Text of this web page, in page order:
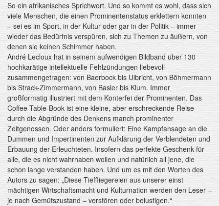
So ein afrikanisches Sprichwort. Und so kommt es wohl, dass sich
viele Menschen, die einen Prominentenstatus erklettern konnten
– sei es im Sport, in der Kultur oder gar in der Politik – immer
wieder das Bedürfnis verspüren, sich zu Themen zu äußern, von
denen sie keinen Schimmer haben.
André Lecloux hat in seinem aufwendigen Bildband über 130
hochkarätige intellektuelle Fehlzündungen liebevoll
zusammengetragen: von Baerbock bis Ulbricht, von Böhmermann
bis Strack-Zimmermann, von Basler bis Klum. Immer
großformatig illustriert mit dem Konterfei der Prominenten. Das
Coffee-Table-Book ist eine kleine, aber erschreckende Reise
durch die Abgründe des Denkens manch prominenter
Zeitgenossen. Oder anders formuliert: Eine Kampfansage an die
Dummen und Impertinenten zur Aufklärung der Verblendeten und
Erbauung der Erleuchteten. Insofern das perfekte Geschenk für
alle, die es nicht wahrhaben wollen und natürlich all jene, die
schon lange verstanden haben. Und um es mit den Worten des
Autors zu sagen: „Diese Tieffliegereien aus unserer einst
mächtigen Wirtschaftsmacht und Kulturnation werden den Leser ‒
je nach Gemütszustand ‒ verstören oder belustigen.“